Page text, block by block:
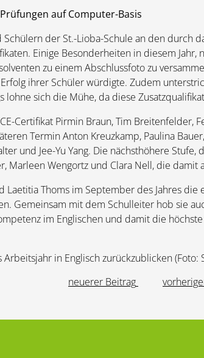
auf Computer-Basis
der St.-Lioba-Schule an den durch
Einige Besonderheiten in diesem
zu einem Abschlussfoto zu
ihrer Schüler würdigte. Zudem
sich die Mühe, da diese
Certifikat Pirmin Braun, Tim Breitenfelder,
Termin Anton Kreuzkamp, Paulina
und Jee-Yu Yang. Die nächsthöhere
Marleen Wengortz und Clara Nell, die
Thoms im September des Jahres
Gemeinsam mit dem Schulleiter hob sie
im Englischen und damit die
in Englisch zurückzublicken (Foto:
neuerer Beitrag